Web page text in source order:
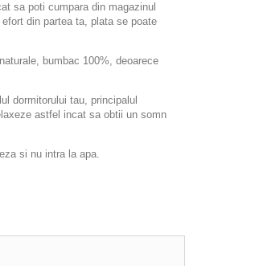
sa poti cumpara din magazinul
din partea ta, plata se poate
bumbac 100%, deoarece
dormitorului tau, principalul
astfel incat sa obtii un somn
si nu intra la apa.